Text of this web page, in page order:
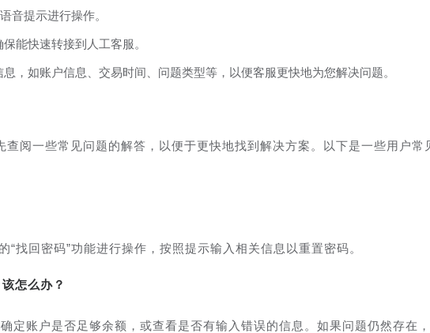
音提示进行操作。
能快速转接到人工客服。
，如账户信息、交易时间、问题类型等，以便客服更快地为您解决问题。
查阅一些常见问题的解答，以便于更快地找到解决方案。以下是一些用户常
“找回密码”功能进行操作，按照提示输入相关信息以重置密码。
怎么办？
定账户是否足够余额，或查看是否有输入错误的信息。如果问题仍然存在，